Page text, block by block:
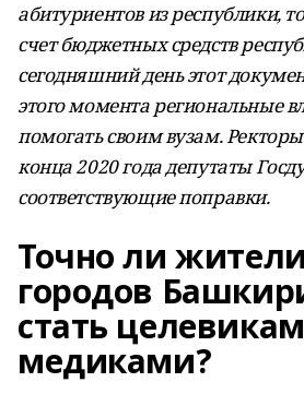
абитуриентов из республики,
счет бюджетных средств
сегодняшний день этот
этого момента региональные
помогать своим вузам.
конца 2020 года депутаты
соответствующие поправки.
Точно ли
городов
стать
медиками?